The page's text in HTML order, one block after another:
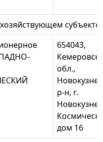
субъекте:
654043,
обл.,
р-н, г.
дом 16